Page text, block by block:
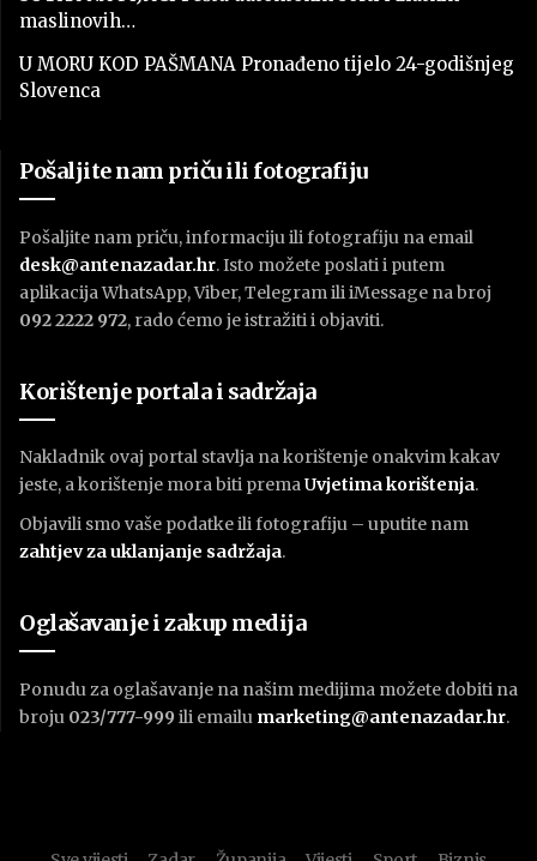
maslinovih…
U MORU KOD PAŠMANA Pronađeno tijelo 24-godišnjeg
Slovenca
Pošaljite nam priču ili fotografiju
Pošaljite nam priču, informaciju ili fotografiju na email
desk@antenazadar.hr. Isto možete poslati i putem
aplikacija WhatsApp, Viber, Telegram ili iMessage na broj
092 2222 972, rado ćemo je istražiti i objaviti.
Korištenje portala i sadržaja
Nakladnik ovaj portal stavlja na korištenje onakvim kakav
jeste, a korištenje mora biti premaUvjetima korištenja.
Objavili smo vaše podatke ili fotografiju – uputite nam
zahtjev za uklanjanje sadržaja.
Oglašavanje i zakup medija
Ponudu za oglašavanje na našim medijima možete dobiti na
broju 023/777-999 ili emailu marketing@antenazadar.hr.